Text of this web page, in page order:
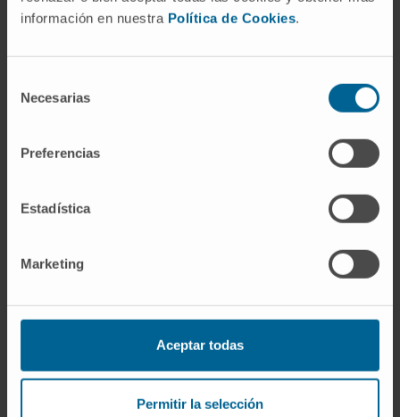
información en nuestra Política de Cookies.
Necesarias
Preferencias
Estadística
Marketing
Aceptar todas
Permitir la selección
Pendant le post-partum et la période d’allaitement, nous
assurons un suivi, nous conseillons et nous prenons soin de
la mère et de l’enfant durant les premiers jours, afin que tout